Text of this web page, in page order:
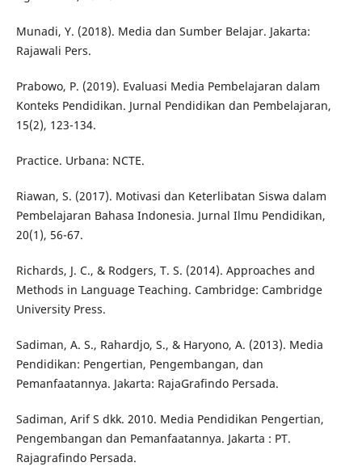
Munadi, Y. (2018). Media dan Sumber Belajar. Jakarta:
Rajawali Pers.
Prabowo, P. (2019). Evaluasi Media Pembelajaran dalam
Konteks Pendidikan. Jurnal Pendidikan dan Pembelajaran,
15(2), 123-134.
Practice. Urbana: NCTE.
Riawan, S. (2017). Motivasi dan Keterlibatan Siswa dalam
Pembelajaran Bahasa Indonesia. Jurnal Ilmu Pendidikan,
20(1), 56-67.
Richards, J. C., & Rodgers, T. S. (2014). Approaches and
Methods in Language Teaching. Cambridge: Cambridge
University Press.
Sadiman, A. S., Rahardjo, S., & Haryono, A. (2013). Media
Pendidikan: Pengertian, Pengembangan, dan
Pemanfaatannya. Jakarta: RajaGrafindo Persada.
Sadiman, Arif S dkk. 2010. Media Pendidikan Pengertian,
Pengembangan dan Pemanfaatannya. Jakarta : PT.
Rajagrafindo Persada.